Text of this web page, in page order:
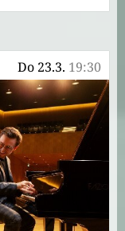
Do 23.3. 19:30